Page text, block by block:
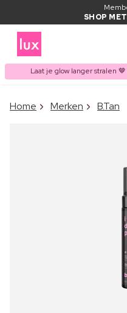
SHOP
Laat je glow langer stralen
ITEM
Home Merken B.Tan